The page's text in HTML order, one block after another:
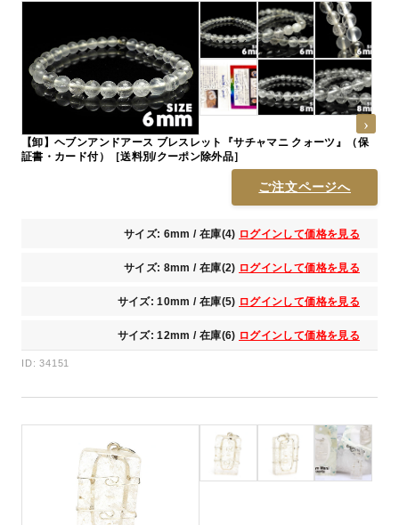
【卸】ヘブンアンドアース ブレスレット『サチャマニ クォーツ』（保
証書・カード付）［送料別/クーポン除外品］
ご注文ページへ
サイズ: 6mm / 在庫(4) ログインして価格を見る
サイズ: 8mm / 在庫(2) ログインして価格を見る
サイズ: 10mm / 在庫(5) ログインして価格を見る
サイズ: 12mm / 在庫(6) ログインして価格を見る
ID: 34151